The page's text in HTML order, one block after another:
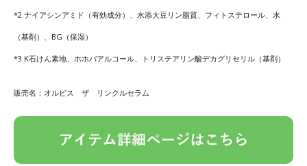
*2 ナイアシンアミド（有効成分）、水添大豆リン脂質、フィトステロール、水
（基剤）、BG（保湿）
*3 K石けん素地、ホホバアルコール、トリステアリン酸デカグリセリル（基剤）
販売名：オルビス ザ リンクルセラム